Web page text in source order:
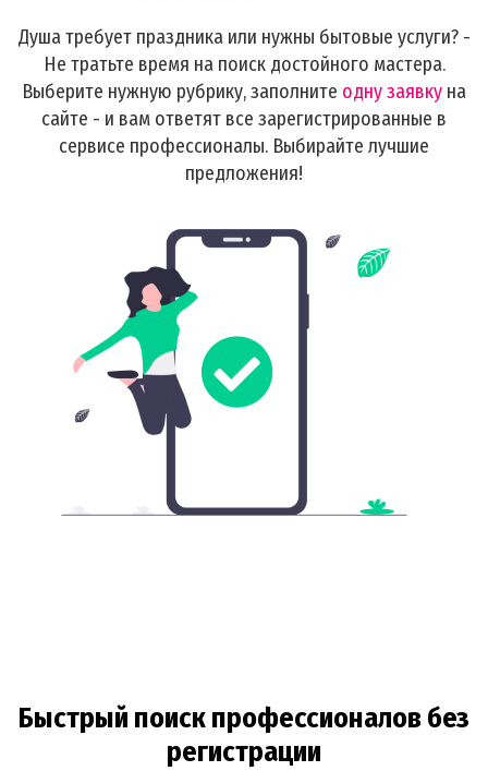
Душа требует праздника или нужны бытовые услуги? -
Не тратьте время на поиск достойного мастера.
Выберите нужную рубрику, заполните одну заявку на
сайте - и вам ответят все зарегистрированные в
сервисе профессионалы. Выбирайте лучшие
предложения!
Быстрый поиск профессионалов без
регистрации